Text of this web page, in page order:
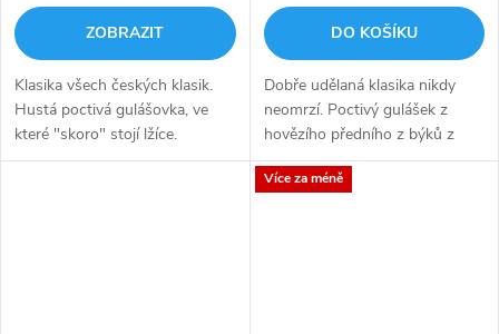
ZOBRAZIT
Klasika všech českých klasik.
Hustá poctivá gulášovka, ve
které "skoro" stojí lžíce.
DO KOŠÍKU
Dobře udělaná klasika nikdy
neomrzí. Poctivý gulášek z
hovězího předního z býků z
volných chovů.
Více za méně